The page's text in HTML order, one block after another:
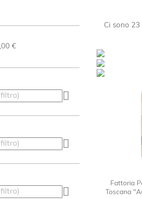
€



Ci sono
Fattoria
Toscana